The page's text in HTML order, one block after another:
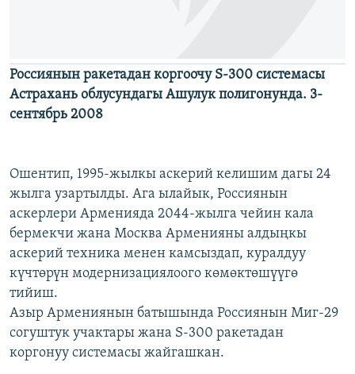
Россиянын ракетадан коргоочу S-300 системасы
Астрахань облусундагы Ашулук полигонунда. 3-
сентябрь 2008
Ошентип, 1995-жылкы аскерий келишим дагы 24
жылга узартылды. Ага ылайык, Россиянын
аскерлери Арменияда 2044-жылга чейин кала
бермекчи жана Москва Арменияны алдыңкы
аскерий техника менен камсыздап, куралдуу
күчтөрүн модернизациялоого көмөктөшүүгө
тийиш.
Азыр Армениянын батышында Россиянын Миг-29
согуштук учактары жана S-300 ракетадан
коргонуу системасы жайгашкан.